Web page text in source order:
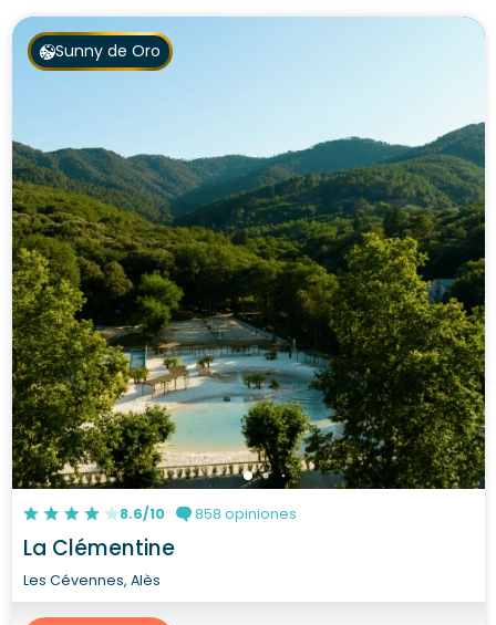
Sunny de Oro
8.6/10 858 opiniones
La Clémentine
Les Cévennes, Alès